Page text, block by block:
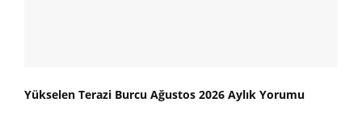
Yükselen Terazi Burcu Ağustos 2026 Aylık Yorumu